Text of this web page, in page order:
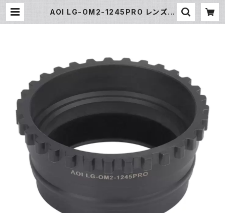
AOI LG-OM2-1245PRO レンズギ